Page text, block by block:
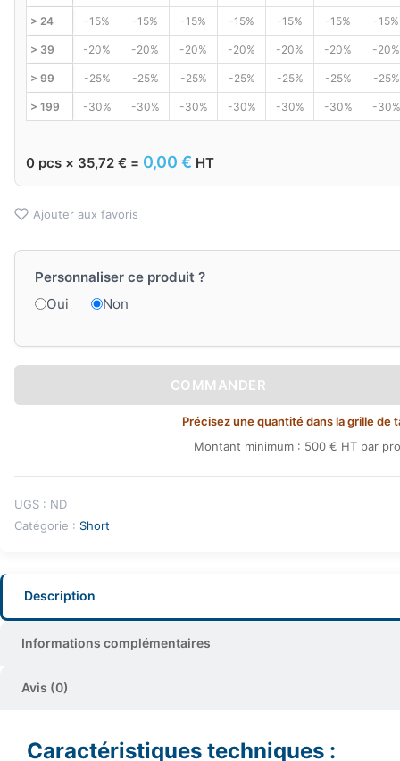
> 24 -15% -15% -15% -15% -15% -15% -15%
> 39 -20% -20% -20% -20% -20% -20% -20%
> 99 -25% -25% -25% -25% -25% -25% -25%
> 199 -30% -30% -30% -30% -30% -30% -30%
0 pcs × 35,72 € = 0,00 € HT
Ajouter aux favoris
Personnaliser ce produit ?
Oui
Non
COMMANDER
Précisez une quantité dans la grille de
Montant minimum : 500 € HT par
UGS : ND
Catégorie : Short
Description
Informations complémentaires
Avis (0)
Caractéristiques techniques :